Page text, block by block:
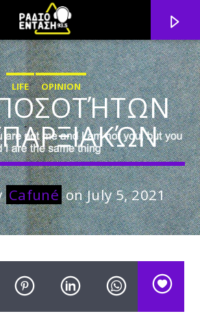
LIFE OPINION
Cafunéon July 5, 2021